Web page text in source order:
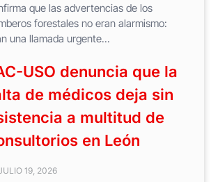
que las advertencias de los
forestales no eran alarmismo:
una llamada urgente...
USO denuncia que la
de médicos deja sin
a multitud de
en León
19, 2026